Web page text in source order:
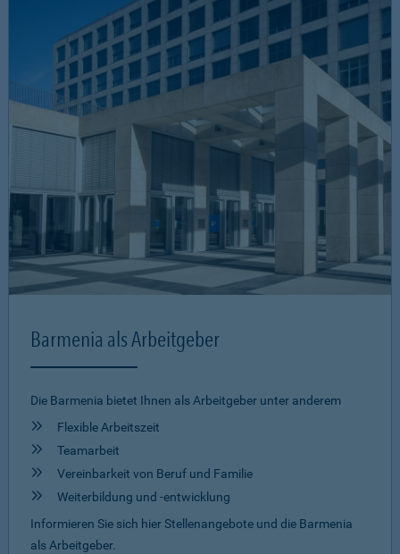
Barmenia als Arbeitgeber
Die Barmenia bietet Ihnen als Arbeitgeber unter anderem
Flexible Arbeitszeit
Teamarbeit
Vereinbarkeit von Beruf und Familie
Weiterbildung und -entwicklung
Informieren Sie sich hier Stellenangebote und die Barmenia
als Arbeitgeber.